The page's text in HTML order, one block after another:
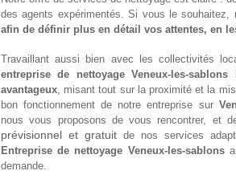
des agents expérimentés. Si vous le souhaitez,
afin de définir plus en détail vos attentes, en
Travaillant aussi bien avec les collectivités
entreprise de nettoyage Veneux-les-sablons
avantageux, misant tout sur la proximité et la
bon fonctionnement de notre entreprise sur
nous vous proposons de vous rencontrer, et
prévisionnel et gratuit de nos services
Entreprise de nettoyage Veneux-les-sablons
demande.